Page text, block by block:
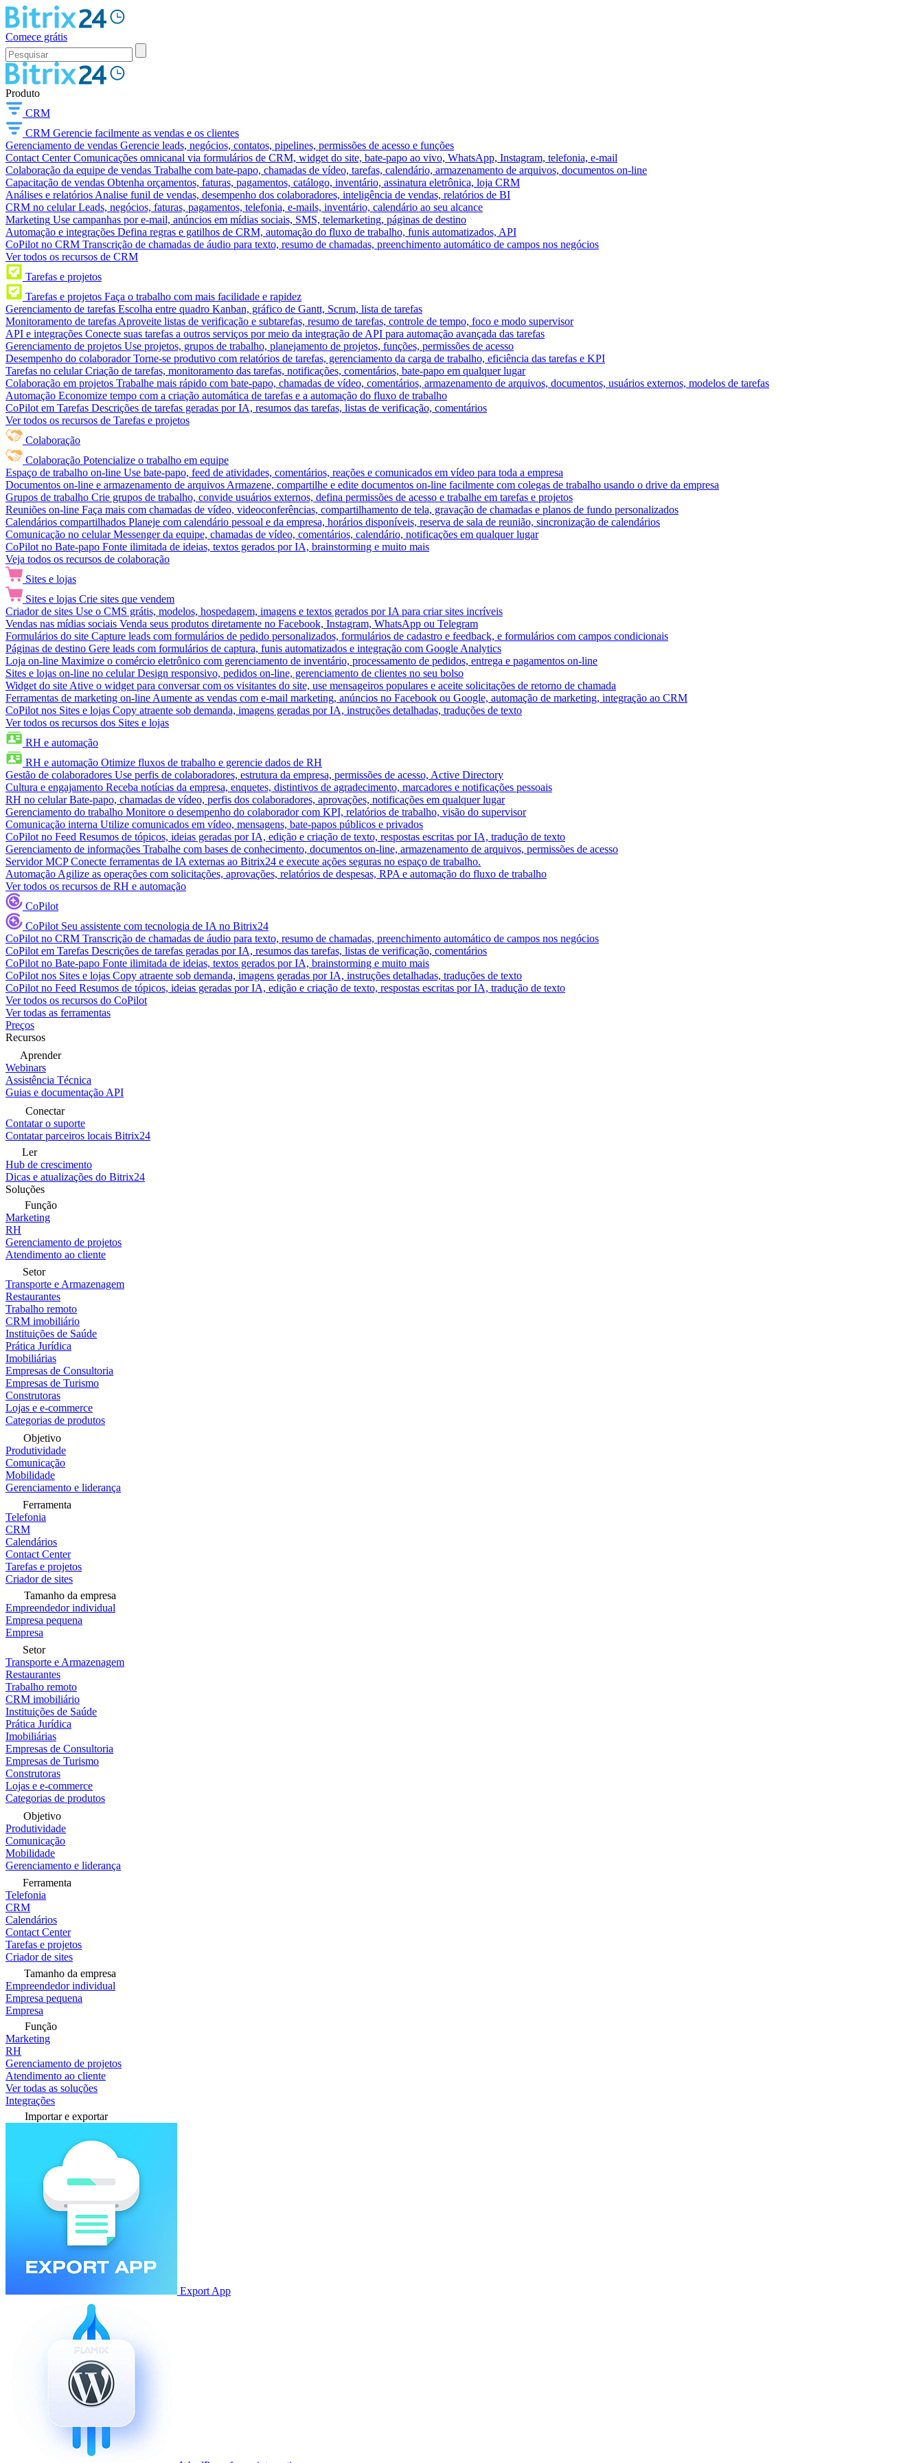
Comece grátis
Produto
CRM
CRM Gerencie facilmente as vendas e os clientes
Gerenciamento de vendas Gerencie leads, negócios, contatos, pipelines, permissões de acesso e funções
Contact Center Comunicações omnicanal via formulários de CRM, widget do site, bate-papo ao vivo, WhatsApp, Instagram, telefonia, e-mail
Colaboração da equipe de vendas Trabalhe com bate-papo, chamadas de vídeo, tarefas, calendário, armazenamento de arquivos, documentos on-line
Capacitação de vendas Obtenha orçamentos, faturas, pagamentos, catálogo, inventário, assinatura eletrônica, loja CRM
Análises e relatórios Analise funil de vendas, desempenho dos colaboradores, inteligência de vendas, relatórios de BI
CRM no celular Leads, negócios, faturas, pagamentos, telefonia, e-mails, inventário, calendário ao seu alcance
Marketing Use campanhas por e-mail, anúncios em mídias sociais, SMS, telemarketing, páginas de destino
Automação e integrações Defina regras e gatilhos de CRM, automação do fluxo de trabalho, funis automatizados, API
CoPilot no CRM Transcrição de chamadas de áudio para texto, resumo de chamadas, preenchimento automático de campos nos negócios
Ver todos os recursos de CRM
Tarefas e projetos
Tarefas e projetos Faça o trabalho com mais facilidade e rapidez
Gerenciamento de tarefas Escolha entre quadro Kanban, gráfico de Gantt, Scrum, lista de tarefas
Monitoramento de tarefas Aproveite listas de verificação e subtarefas, resumo de tarefas, controle de tempo, foco e modo supervisor
API e integrações Conecte suas tarefas a outros serviços por meio da integração de API para automação avançada das tarefas
Gerenciamento de projetos Use projetos, grupos de trabalho, planejamento de projetos, funções, permissões de acesso
Desempenho do colaborador Torne-se produtivo com relatórios de tarefas, gerenciamento da carga de trabalho, eficiência das tarefas e KPI
Tarefas no celular Criação de tarefas, monitoramento das tarefas, notificações, comentários, bate-papo em qualquer lugar
Colaboração em projetos Trabalhe mais rápido com bate-papo, chamadas de vídeo, comentários, armazenamento de arquivos, documentos, usuários externos, modelos de tarefas
Automação Economize tempo com a criação automática de tarefas e a automação do fluxo de trabalho
CoPilot em Tarefas Descrições de tarefas geradas por IA, resumos das tarefas, listas de verificação, comentários
Ver todos os recursos de Tarefas e projetos
Colaboração
Colaboração Potencialize o trabalho em equipe
Espaço de trabalho on-line Use bate-papo, feed de atividades, comentários, reações e comunicados em vídeo para toda a empresa
Documentos on-line e armazenamento de arquivos Armazene, compartilhe e edite documentos on-line facilmente com colegas de trabalho usando o drive da empresa
Grupos de trabalho Crie grupos de trabalho, convide usuários externos, defina permissões de acesso e trabalhe em tarefas e projetos
Reuniões on-line Faça mais com chamadas de vídeo, videoconferências, compartilhamento de tela, gravação de chamadas e planos de fundo personalizados
Calendários compartilhados Planeje com calendário pessoal e da empresa, horários disponíveis, reserva de sala de reunião, sincronização de calendários
Comunicação no celular Messenger da equipe, chamadas de vídeo, comentários, calendário, notificações em qualquer lugar
CoPilot no Bate-papo Fonte ilimitada de ideias, textos gerados por IA, brainstorming e muito mais
Veja todos os recursos de colaboração
Sites e lojas
Sites e lojas Crie sites que vendem
Criador de sites Use o CMS grátis, modelos, hospedagem, imagens e textos gerados por IA para criar sites incríveis
Vendas nas mídias sociais Venda seus produtos diretamente no Facebook, Instagram, WhatsApp ou Telegram
Formulários do site Capture leads com formulários de pedido personalizados, formulários de cadastro e feedback, e formulários com campos condicionais
Páginas de destino Gere leads com formulários de captura, funis automatizados e integração com Google Analytics
Loja on-line Maximize o comércio eletrônico com gerenciamento de inventário, processamento de pedidos, entrega e pagamentos on-line
Sites e lojas on-line no celular Design responsivo, pedidos on-line, gerenciamento de clientes no seu bolso
Widget do site Ative o widget para conversar com os visitantes do site, use mensageiros populares e aceite solicitações de retorno de chamada
Ferramentas de marketing on-line Aumente as vendas com e-mail marketing, anúncios no Facebook ou Google, automação de marketing, integração ao CRM
CoPilot nos Sites e lojas Copy atraente sob demanda, imagens geradas por IA, instruções detalhadas, traduções de texto
Ver todos os recursos dos Sites e lojas
RH e automação
RH e automação Otimize fluxos de trabalho e gerencie dados de RH
Gestão de colaboradores Use perfis de colaboradores, estrutura da empresa, permissões de acesso, Active Directory
Cultura e engajamento Receba notícias da empresa, enquetes, distintivos de agradecimento, marcadores e notificações pessoais
RH no celular Bate-papo, chamadas de vídeo, perfis dos colaboradores, aprovações, notificações em qualquer lugar
Gerenciamento do trabalho Monitore o desempenho do colaborador com KPI, relatórios de trabalho, visão do supervisor
Comunicação interna Utilize comunicados em vídeo, mensagens, bate-papos públicos e privados
CoPilot no Feed Resumos de tópicos, ideias geradas por IA, edição e criação de texto, respostas escritas por IA, tradução de texto
Gerenciamento de informações Trabalhe com bases de conhecimento, documentos on-line, armazenamento de arquivos, permissões de acesso
Servidor MCP Conecte ferramentas de IA externas ao Bitrix24 e execute ações seguras no espaço de trabalho.
Automação Agilize as operações com solicitações, aprovações, relatórios de despesas, RPA e automação do fluxo de trabalho
Ver todos os recursos de RH e automação
CoPilot
CoPilot Seu assistente com tecnologia de IA no Bitrix24
CoPilot no CRM Transcrição de chamadas de áudio para texto, resumo de chamadas, preenchimento automático de campos nos negócios
CoPilot em Tarefas Descrições de tarefas geradas por IA, resumos das tarefas, listas de verificação, comentários
CoPilot no Bate-papo Fonte ilimitada de ideias, textos gerados por IA, brainstorming e muito mais
CoPilot nos Sites e lojas Copy atraente sob demanda, imagens geradas por IA, instruções detalhadas, traduções de texto
CoPilot no Feed Resumos de tópicos, ideias geradas por IA, edição e criação de texto, respostas escritas por IA, tradução de texto
Ver todos os recursos do CoPilot
Ver todas as ferramentas
Preços
Recursos
Aprender
Webinars
Assistência Técnica
Guias e documentação API
Conectar
Contatar o suporte
Contatar parceiros locais Bitrix24
Ler
Hub de crescimento
Dicas e atualizações do Bitrix24
Soluções
Função
Marketing
RH
Gerenciamento de projetos
Atendimento ao cliente
Setor
Transporte e Armazenagem
Restaurantes
Trabalho remoto
CRM imobiliário
Instituições de Saúde
Prática Jurídica
Imobiliárias
Empresas de Consultoria
Empresas de Turismo
Construtoras
Lojas e e-commerce
Categorias de produtos
Objetivo
Produtividade
Comunicação
Mobilidade
Gerenciamento e liderança
Ferramenta
Telefonia
CRM
Calendários
Contact Center
Tarefas e projetos
Criador de sites
Tamanho da empresa
Empreendedor individual
Empresa pequena
Empresa
Setor
Transporte e Armazenagem
Restaurantes
Trabalho remoto
CRM imobiliário
Instituições de Saúde
Prática Jurídica
Imobiliárias
Empresas de Consultoria
Empresas de Turismo
Construtoras
Lojas e e-commerce
Categorias de produtos
Objetivo
Produtividade
Comunicação
Mobilidade
Gerenciamento e liderança
Ferramenta
Telefonia
CRM
Calendários
Contact Center
Tarefas e projetos
Criador de sites
Tamanho da empresa
Empreendedor individual
Empresa pequena
Empresa
Função
Marketing
RH
Gerenciamento de projetos
Atendimento ao cliente
Ver todas as soluções
Integrações
Importar e exportar
Export App